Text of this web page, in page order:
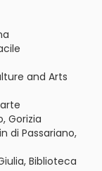
and Arts
Gorizia
di Passariano,
Biblioteca